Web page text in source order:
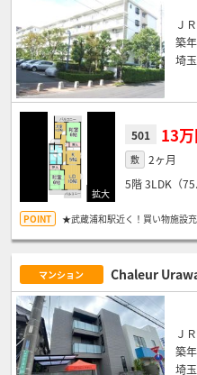
Ｊ
築
埼
501 13
敷 2ヶ月
5階3LDK（
★武蔵浦和駅近く！買い物施設
マンション Chaleur
Ｊ
築
埼